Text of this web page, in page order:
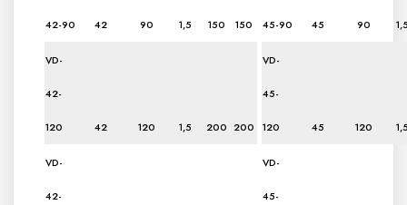
42-90 42 90 1,5 150 150 45-90 45 90
VD-
42-
120 42 120 1,5 200 200
VD-
45-
120 45 120
VD-
42-
VD-
45-